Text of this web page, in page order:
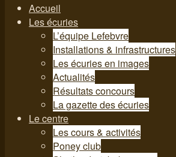
Accueil
Les écuries
L’équipe Lefebvre
Installations & infrastructures
Les écuries en images
Actualités
Résultats concours
La gazette des écuries
Le centre
Les cours & activités
Poney club